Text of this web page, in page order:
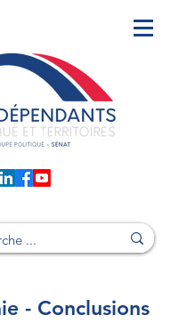
- Conclusions